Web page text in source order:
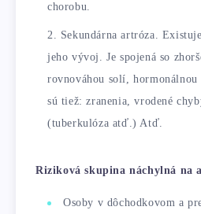
chorobu.
Sekundárna artróza.
jeho vývoj. Je spojená so
rovnováhou solí,
sú tiež: zranenia, vrodené
(tuberkulóza atď.) Atď.
Riziková skupina náchylná na
Osoby v dôchodkovom a